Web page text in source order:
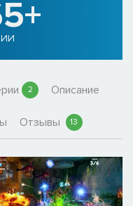
2 Описание
Отзывы 13